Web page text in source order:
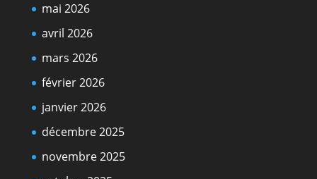
mai 2026
avril 2026
mars 2026
février 2026
janvier 2026
décembre 2025
novembre 2025